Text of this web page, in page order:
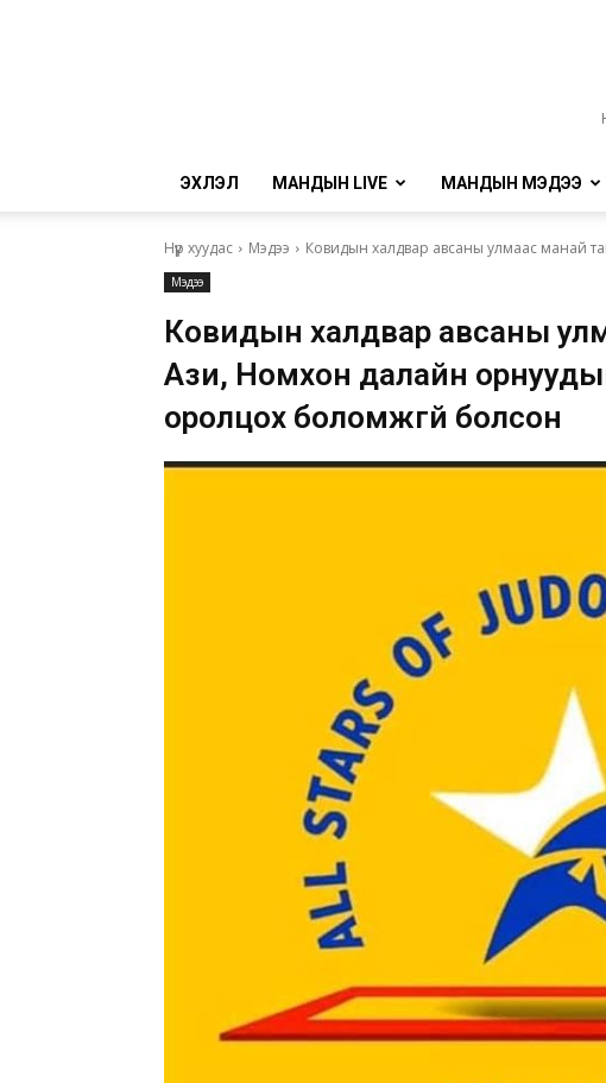
ЭХЛЭЛ МАНДЫН LIVE МАНДЫН МЭДЭЭ
Нүүр хуудас Мэдээ Ковидын халдвар авсаны улмаас манай
Мэдээ
Ковидын халдвар авсаны
Ази, Номхон далайн
оролцох боломжгүй болсон